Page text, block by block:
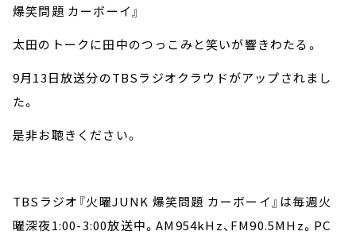
爆笑問題 カーボーイ』
太田のトークに田中のつっこみと笑いが響きわたる。
9月13日放送分のTBSラジオクラウドがアップされまし
た。
是非お聴きください。
TBSラジオ『火曜JUNK 爆笑問題 カーボーイ』は毎週火
曜深夜1:00-3:00放送中。AM954kHz、FM90.5MHz。PC